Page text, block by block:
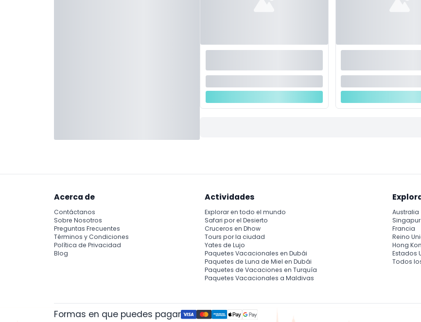
Acerca de
Contáctanos
Sobre Nosotros
Preguntas Frecuentes
Términos y Condiciones
Política de Privacidad
Blog
Actividades
Explorar en todo el mundo
Safari por el Desierto
Cruceros en Dhow
Tours por la ciudad
Yates de Lujo
Paquetes Vacacionales en Dubái
Paquetes de Luna de Miel en Dubái
Paquetes de Vacaciones en Turquía
Paquetes Vacacionales a Maldivas
Australia
Singapur
Francia
Reino
Hong
Estados
Todos
Formas en que puedes pagar